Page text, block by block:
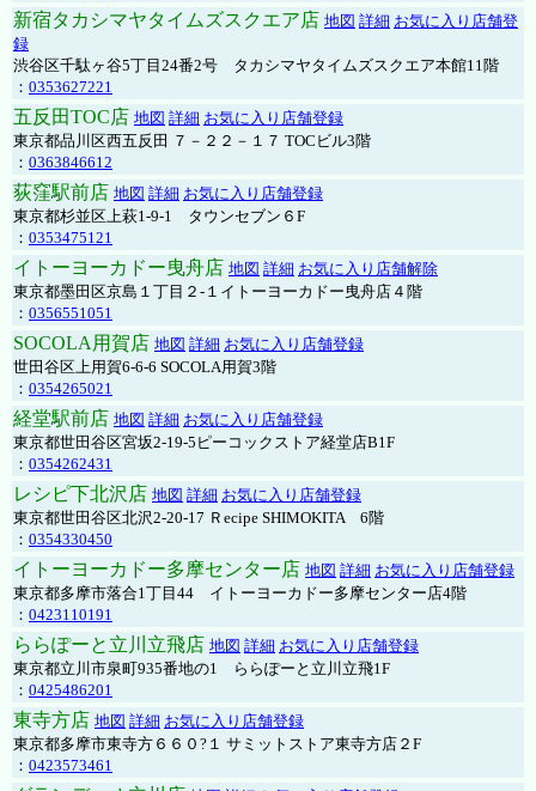
新宿タカシマヤタイムズスクエア店 地図 詳細 お気に入り店舗登
録
渋谷区千駄ヶ谷5丁目24番2号 タカシマヤタイムズスクエア本館11階
： 0353627221
五反田TOC店 地図 詳細 お気に入り店舗登録
東京都品川区西五反田 ７－２２－１７ TOCビル3階
： 0363846612
荻窪駅前店 地図 詳細 お気に入り店舗登録
東京都杉並区上萩1-9-1 タウンセブン６F
： 0353475121
イトーヨーカドー曳舟店 地図 詳細 お気に入り店舗解除
東京都墨田区京島１丁目２-１イトーヨーカドー曳舟店４階
： 0356551051
SOCOLA用賀店 地図 詳細 お気に入り店舗登録
世田谷区上用賀6-6-6 SOCOLA用賀3階
： 0354265021
経堂駅前店 地図 詳細 お気に入り店舗登録
東京都世田谷区宮坂2-19-5ピーコックストア経堂店B1F
： 0354262431
レシピ下北沢店 地図 詳細 お気に入り店舗登録
東京都世田谷区北沢2-20-17 Ｒecipe SHIMOKITA 6階
： 0354330450
イトーヨーカドー多摩センター店 地図 詳細 お気に入り店舗登録
東京都多摩市落合1丁目44 イトーヨーカドー多摩センター店4階
： 0423110191
ららぽーと立川立飛店 地図 詳細 お気に入り店舗登録
東京都立川市泉町935番地の1 ららぽーと立川立飛1F
： 0425486201
東寺方店 地図 詳細 お気に入り店舗登録
東京都多摩市東寺方６６０?１ サミットストア東寺方店２F
： 0423573461